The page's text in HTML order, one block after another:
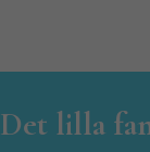
Det lilla